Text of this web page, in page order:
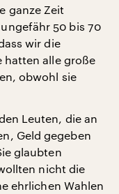
ganze Zeit
50 bis 70
wir die
hatten alle große
obwohl sie
Leuten, die an
Geld gegeben
glaubten
nicht die
ehrlichen Wahlen